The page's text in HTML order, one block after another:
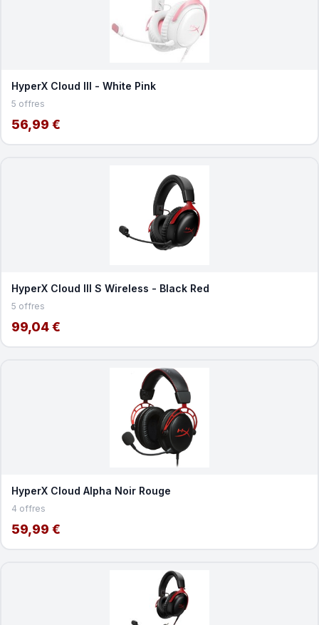
HyperX Cloud III - White Pink
5 offres
56,99 €
HyperX Cloud III S Wireless - Black Red
5 offres
99,04 €
HyperX Cloud Alpha Noir Rouge
4 offres
59,99 €